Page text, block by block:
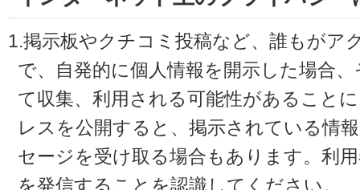
1.掲示板やクチコミ投稿など、誰もがア
で、自発的に個人情報を開示した場合
て収集、利用される可能性があること
レスを公開すると、掲示されている情
セージを受け取る場合もあります。利
を発信することを認識してください。